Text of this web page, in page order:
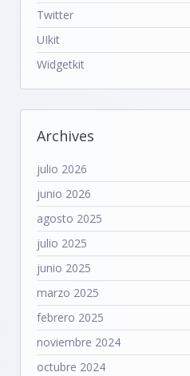
Twitter
UIkit
Widgetkit
Archives
julio 2026
junio 2026
agosto 2025
julio 2025
junio 2025
marzo 2025
febrero 2025
noviembre 2024
octubre 2024